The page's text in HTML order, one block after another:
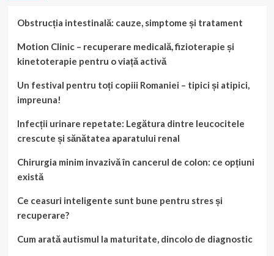
Obstrucția intestinală: cauze, simptome și tratament
Motion Clinic – recuperare medicală, fizioterapie și
kinetoterapie pentru o viață activă
Un festival pentru toți copiii Romaniei – tipici și atipici,
impreuna!
Infecții urinare repetate: Legătura dintre leucocitele
crescute și sănătatea aparatului renal
Chirurgia minim invazivă în cancerul de colon: ce opțiuni
există
Ce ceasuri inteligente sunt bune pentru stres și
recuperare?
Cum arată autismul la maturitate, dincolo de diagnostic